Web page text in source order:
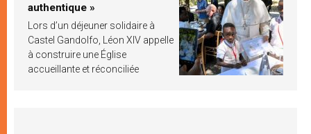
authentique »
Lors d’un déjeuner solidaire à
Castel Gandolfo, Léon XIV appelle
à construire une Église
accueillante et réconciliée